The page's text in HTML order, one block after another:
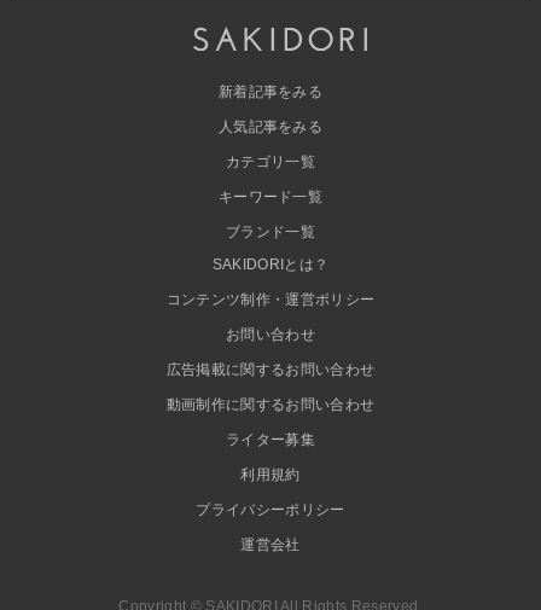
新着記事をみる
人気記事をみる
カテゴリ一覧
キーワード一覧
ブランド一覧
SAKIDORIとは？
コンテンツ制作・運営ポリシー
お問い合わせ
広告掲載に関するお問い合わせ
動画制作に関するお問い合わせ
ライター募集
利用規約
プライバシーポリシー
運営会社
Copyright © SAKIDORI All Rights Reserved.